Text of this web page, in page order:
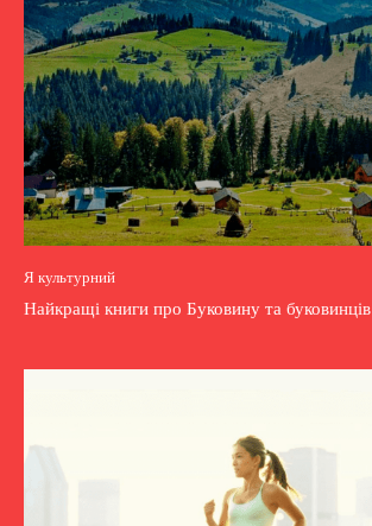
Я культурний
Найкращі книги про Буковину та буковинців